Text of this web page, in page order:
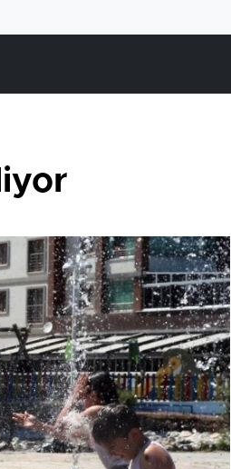
En ucuz sigara 120 TL, en
pa...